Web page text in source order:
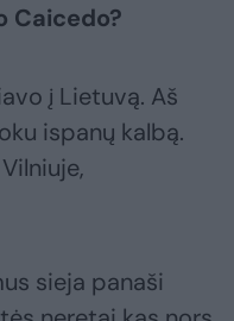
Caicedo?
į Lietuvą. Aš
ispanų kalbą.
sieja panaši